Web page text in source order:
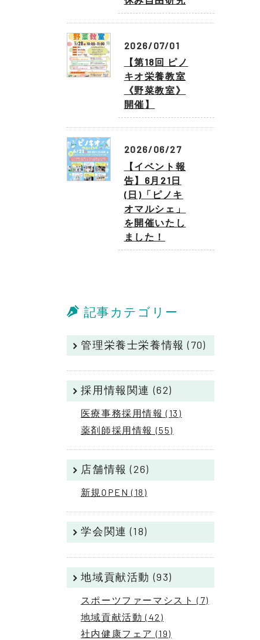
2026/07/01
【第18回 ピノ
キオ栄養教室
《野菜教室》
開催】
2026/06/27
【イベント報
告】6月21日
(日)「ピノキ
オマルシェ」
を開催いたし
ました！
記事カテゴリー
管理栄養士栄養情報 (70)
採用情報関連 (62)
医療事務採用情報 (13)
薬剤師採用情報 (55)
店舗情報 (26)
新規OPEN (18)
学会関連 (18)
地域貢献活動 (93)
スポーツファーマシスト (7)
地域貢献活動 (42)
社内健康フェア (19)